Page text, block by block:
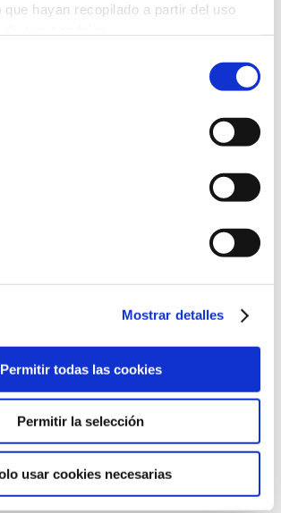
que hayan recopilado a partir del uso
Mostrar detalles
Permitir todas las cookies
Permitir la selección
usar cookies necesarias
Marconi, 13
LEGAL
POLÍTICA DE CALIDAD
POLÍTICA DE COOKIES